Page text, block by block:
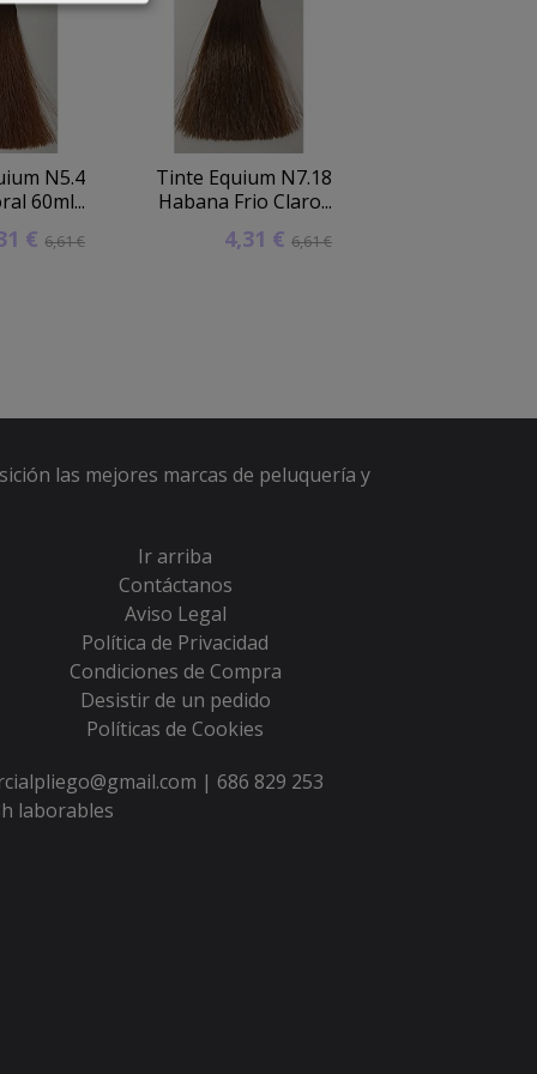
N5.4
60ml...
€6,61 €
Tinte Equium N7.18
Habana Frio Claro...
4,31 € 6,61 €
las mejores marcas de peluquería y
Ir arriba
Contáctanos
Aviso Legal
Política de Privacidad
Condiciones de Compra
Desistir de un pedido
Políticas de Cookies
|686 829 253
laborables